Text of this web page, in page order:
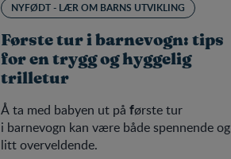
NYFØDT - LÆR OM BARNS UTVIKLING
Første tur i barnevogn: tips
for en trygg og hyggelig
trilletur
Å ta med babyen ut på første tur
i barnevogn kan være både spennende og
litt overveldende.